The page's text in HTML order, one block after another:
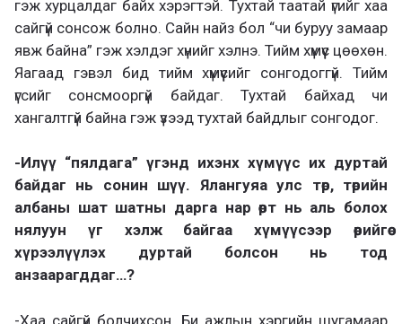
гэж хурцалдаг байх хэрэгтэй. Тухтай таатай үгийг хаа
сайгүй сонсож болно. Сайн найз бол “чи буруу замаар
явж байна” гэж хэлдэг хүнийг хэлнэ. Тийм хүмүүс цөөхөн.
Яагаад гэвэл бид тийм хүмүүсийг сонгодоггүй. Тийм
үгсийг сонсмооргүй байдаг. Тухтай байхад чи
хангалтгүй байна гэж үзээд тухтай байдлыг сонгодог.
-Илүү “пялдага” үгэнд ихэнх хүмүүс их дуртай
байдаг нь сонин шүү. Ялангуяа улс төр, төрийн
албаны шат шатны дарга нар өөрт нь аль болох
нялуун үг хэлж байгаа хүмүүсээр өөрийгөө
хүрээлүүлэх дуртай болсон нь тод
анзаарагддаг…?
-Хаа сайгүй болчихсон. Би ажлын хэргийн шугамаар